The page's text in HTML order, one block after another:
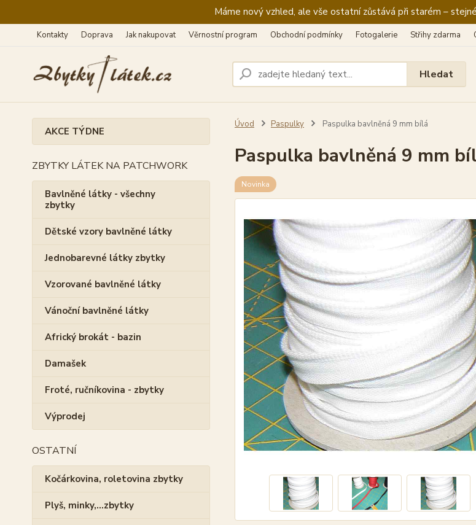
Máme nový vzhled, ale vše ostatní zůstává při starém –
Kontakty Doprava Jak nakupovat Věrnostní program Obchodní podmínky Fotogalerie Střihy zdarma
Hledat
AKCE TÝDNE
ZBYTKY LÁTEK NA PATCHWORK
Bavlněné látky - všechny
zbytky
Dětské vzory bavlněné látky
Jednobarevné látky zbytky
Vzorované bavlněné látky
Vánoční bavlněné látky
Africký brokát - bazin
Damašek
Froté, ručníkovina - zbytky
Výprodej
OSTATNÍ
Kočárkovina, roletovina zbytky
Plyš, minky,...zbytky
Úvod Paspulky Paspulka bavlněná 9 mm bílá
Paspulka bavlněná 9 mm
Novinka